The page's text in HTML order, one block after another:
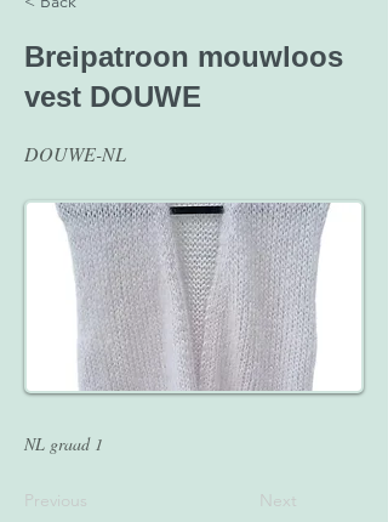
Breipatroon mouwloos
vest DOUWE
DOUWE-NL
NL graad 1
Previous Next